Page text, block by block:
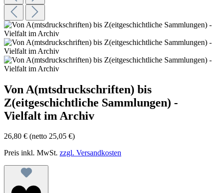
Von A(mtsdruckschriften) bis
Z(eitgeschichtliche Sammlungen) -
Vielfalt im Archiv
26,80 € (netto 25,05 €)
Preis inkl. MwSt. zzgl. Versandkosten